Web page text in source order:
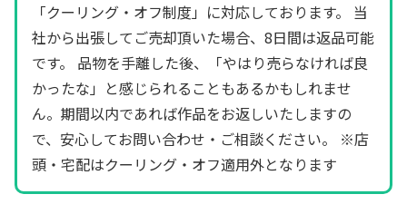
「クーリング・オフ制度」に対応しております。 当
社から出張してご売却頂いた場合、8日間は返品可能
です。 品物を手離した後、「やはり売らなければ良
かったな」と感じられることもあるかもしれませ
ん。期間以内であれば作品をお返しいたしますの
で、安心してお問い合わせ・ご相談ください。 ※店
頭・宅配はクーリング・オフ適用外となります